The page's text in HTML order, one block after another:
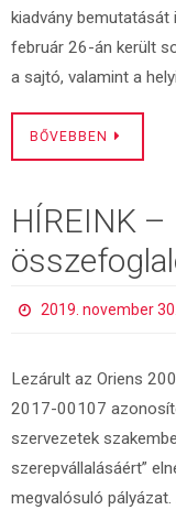
kiadvány
február 26-án került
a sajtó, valamint a
BŐVEBBEN
HÍREINK
2019. november 30.
Lezárult az Oriens
2017-00107
szervezetek
szerepvállalásáért”
megvalósuló